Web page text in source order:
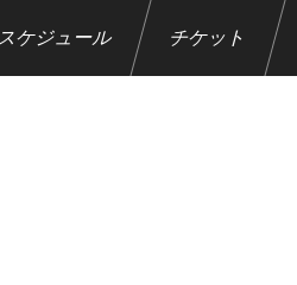
スケジュール チケット